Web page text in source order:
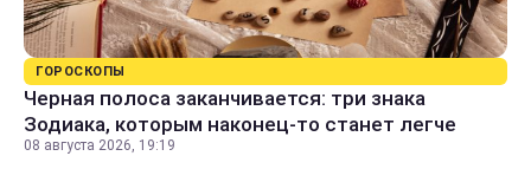
ГОРОСКОПЫ
Черная полоса заканчивается: три знака
Зодиака, которым наконец-то станет легче
08 августа 2026, 19:19